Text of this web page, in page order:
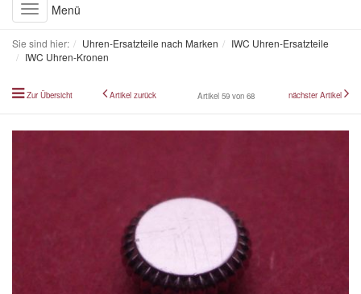
Toggle
navigation
Menü
Sie sind hier: Uhren-Ersatzteile nach Marken
IWC Uhren-Ersatzteile
IWC Uhren-Kronen
Zur Übersicht Artikel zurück Artikel 59 von 68 nächster Artikel